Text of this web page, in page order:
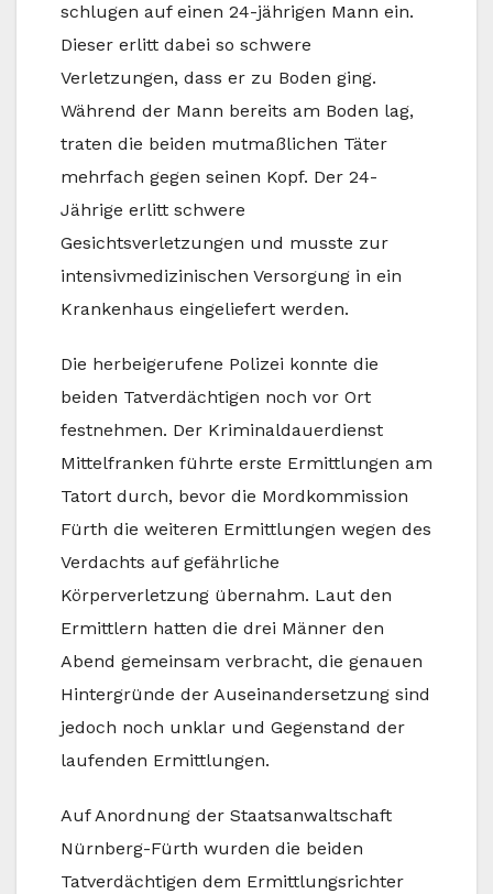
schlugen auf einen 24-jährigen Mann ein.
Dieser erlitt dabei so schwere
Verletzungen, dass er zu Boden ging.
Während der Mann bereits am Boden lag,
traten die beiden mutmaßlichen Täter
mehrfach gegen seinen Kopf. Der 24-
Jährige erlitt schwere
Gesichtsverletzungen und musste zur
intensivmedizinischen Versorgung in ein
Krankenhaus eingeliefert werden.
Die herbeigerufene Polizei konnte die
beiden Tatverdächtigen noch vor Ort
festnehmen. Der Kriminaldauerdienst
Mittelfranken führte erste Ermittlungen am
Tatort durch, bevor die Mordkommission
Fürth die weiteren Ermittlungen wegen des
Verdachts auf gefährliche
Körperverletzung übernahm. Laut den
Ermittlern hatten die drei Männer den
Abend gemeinsam verbracht, die genauen
Hintergründe der Auseinandersetzung sind
jedoch noch unklar und Gegenstand der
laufenden Ermittlungen.
Auf Anordnung der Staatsanwaltschaft
Nürnberg-Fürth wurden die beiden
Tatverdächtigen dem Ermittlungsrichter